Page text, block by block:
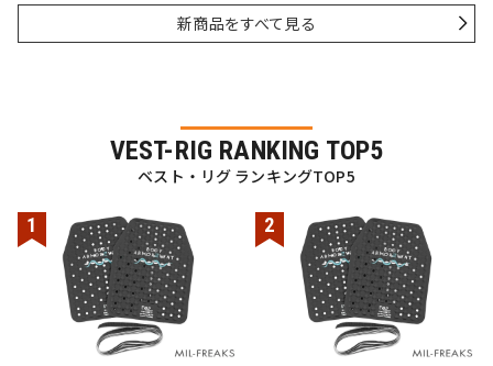
新商品をすべて見る
VEST-RIG RANKING TOP5
ベスト・リグ ランキングTOP5